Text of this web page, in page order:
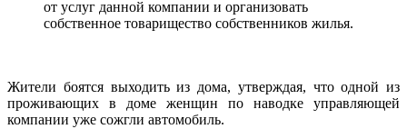
от услуг данной компании и организовать
собственное товарищество собственников жилья.
Жители боятся выходить из дома, утверждая, что одной из
проживающих в доме женщин по наводке управляющей
компании уже сожгли автомобиль.